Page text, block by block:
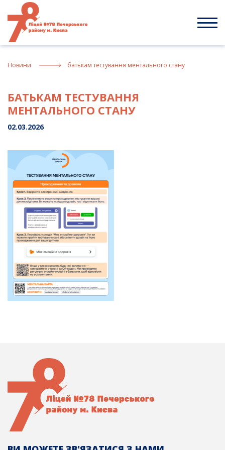
content
Новини батькам тестування ментального стану
БАТЬКАМ ТЕСТУВАННЯ
МЕНТАЛЬНОГО СТАНУ
02.03.2026